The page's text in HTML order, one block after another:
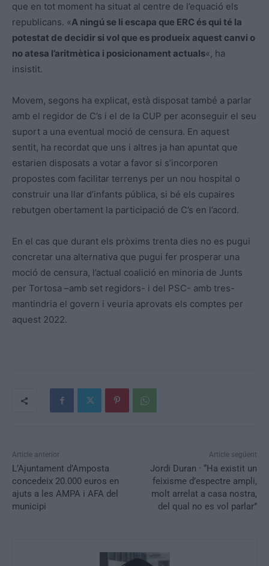
que en tot moment ha situat al centre de l’equació els
republicans. «A ningú se li escapa que ERC és qui té la
potestat de decidir si vol que es produeix aquest canvi o
no atesa l’aritmètica i posicionament actuals«, ha
insistit.
Movem, segons ha explicat, està disposat també a parlar
amb el regidor de C’s i el de la CUP per aconseguir el seu
suport a una eventual moció de censura. En aquest
sentit, ha recordat que uns i altres ja han apuntat que
estarien disposats a votar a favor si s’incorporen
propostes com facilitar terrenys per un nou hospital o
construir una llar d’infants pública, si bé els cupaires
rebutgen obertament la participació de C’s en l’acord.
En el cas que durant els pròxims trenta dies no es pugui
concretar una alternativa que pugui fer prosperar una
moció de censura, l’actual coalició en minoria de Junts
per Tortosa –amb set regidors- i del PSC- amb tres-
mantindria el govern i veuria aprovats els comptes per
aquest 2022.
Article anterior
L’Ajuntament d’Amposta
concedeix 20.000 euros en
ajuts a les AMPA i AFA del
municipi
Article següent
Jordi Duran · “Ha existit un
feixisme d’espectre ampli,
molt arrelat a casa nostra,
del qual no es vol parlar”